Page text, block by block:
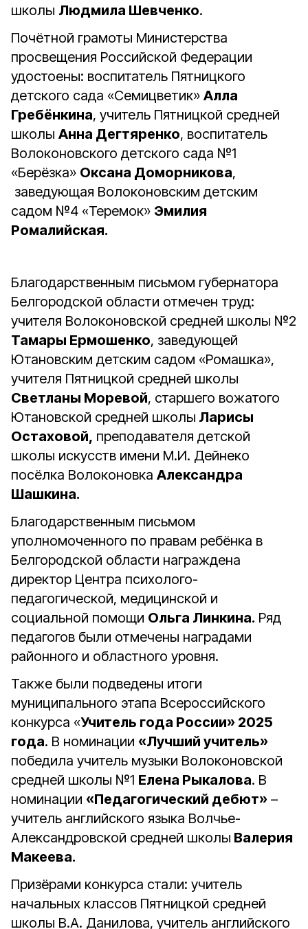
школы Людмила Шевченко.
Почётной грамоты Министерства
просвещения Российской Федерации
удостоены: воспитатель Пятницкого
детского сада «Семицветик» Алла
Гребёнкина, учитель Пятницкой средней
школы Анна Дегтяренко, воспитатель
Волоконовского детского сада №1
«Берёзка» Оксана Доморникова,
заведующая Волоконовским детским
садом №4 «Теремок» Эмилия
Ромалийская.
Благодарственным письмом губернатора
Белгородской области отмечен труд:
учителя Волоконовской средней школы №2
Тамары Ермошенко, заведующей
Ютановским детским садом «Ромашка»,
учителя Пятницкой средней школы
Светланы Моревой, старшего вожатого
Ютановской средней школы Ларисы
Остаховой, преподавателя детской
школы искусств имени М.И. Дейнеко
посёлка Волоконовка Александра
Шашкина.
Благодарственным письмом
уполномоченного по правам ребёнка в
Белгородской области награждена
директор Центра психолого-
педагогической, медицинской и
социальной помощи Ольга Линкина. Ряд
педагогов были отмечены наградами
районного и областного уровня.
Также были подведены итоги
муниципального этапа Всероссийского
конкурса «Учитель года России» 2025
года. В номинации «Лучший учитель»
победила учитель музыки Волоконовской
средней школы №1 Елена Рыкалова. В
номинации «Педагогический дебют» –
учитель английского языка Волчье-
Александровской средней школы Валерия
Макеева.
Призёрами конкурса стали: учитель
начальных классов Пятницкой средней
школы В.А. Данилова, учитель английского